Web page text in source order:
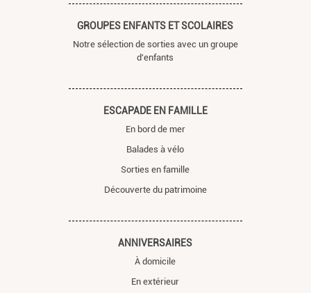
GROUPES ENFANTS ET SCOLAIRES
Notre sélection de sorties avec un groupe
d'enfants
ESCAPADE EN FAMILLE
En bord de mer
Balades à vélo
Sorties en famille
Découverte du patrimoine
ANNIVERSAIRES
À domicile
En extérieur